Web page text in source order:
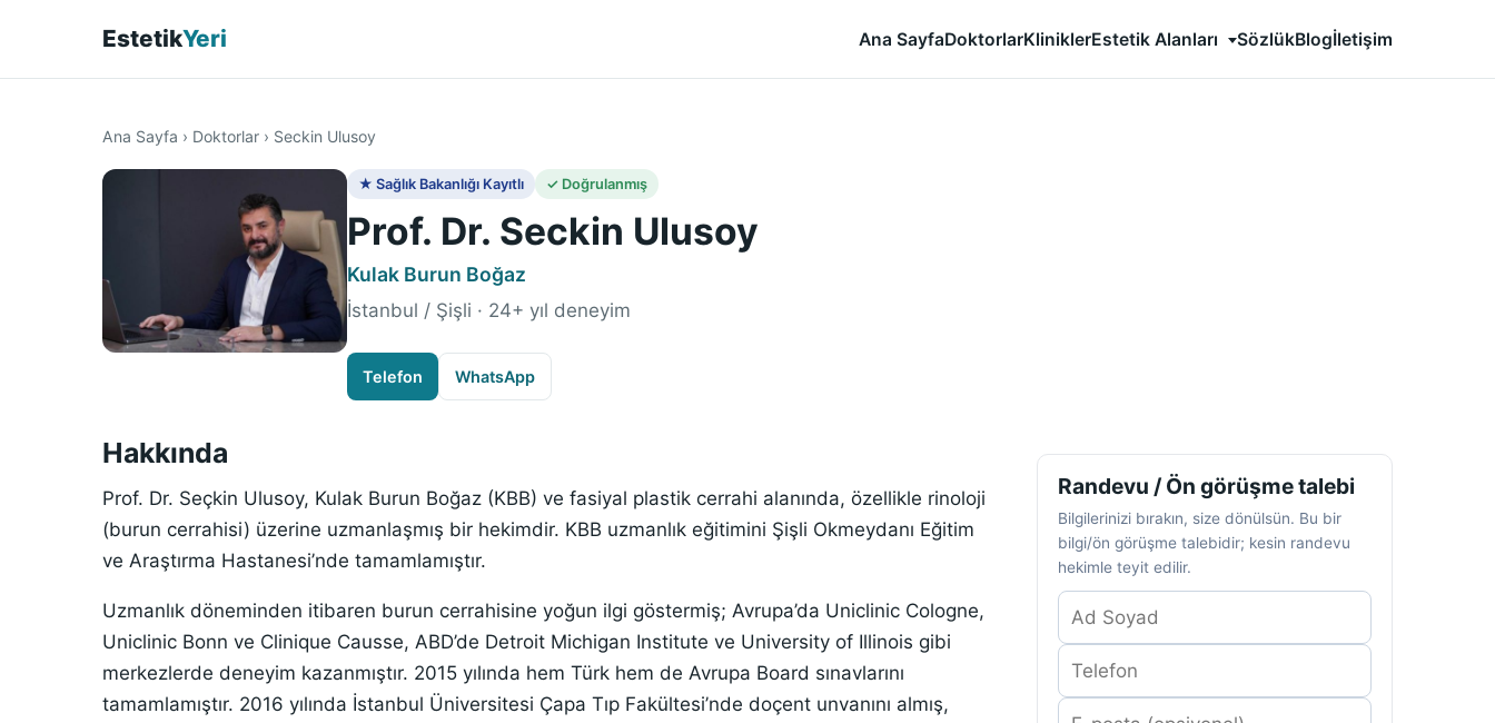
EstetikYeri Ana SayfaDoktorlarKliniklerEstetik Alanları SözlükBlogİletişim
Ana Sayfa › Doktorlar › Seckin Ulusoy
★ Sağlık Bakanlığı Kayıtlı ✓ Doğrulanmış
Prof. Dr. Seckin Ulusoy
Kulak Burun Boğaz
İstanbul / Şişli · 24+ yıl deneyim
Telefon WhatsApp
Hakkında
Prof. Dr. Seçkin Ulusoy, Kulak Burun Boğaz (KBB) ve fasiyal plastik cerrahi alanında, özellikle rinoloji
(burun cerrahisi) üzerine uzmanlaşmış bir hekimdir. KBB uzmanlık eğitimini Şişli Okmeydanı Eğitim
ve Araştırma Hastanesi’nde tamamlamıştır.
Uzmanlık döneminden itibaren burun cerrahisine yoğun ilgi göstermiş; Avrupa’da Uniclinic Cologne,
Uniclinic Bonn ve Clinique Causse, ABD’de Detroit Michigan Institute ve University of Illinois gibi
merkezlerde deneyim kazanmıştır. 2015 yılında hem Türk hem de Avrupa Board sınavlarını
tamamlamıştır. 2016 yılında İstanbul Üniversitesi Çapa Tıp Fakültesi’nde doçent unvanını almış,
Randevu / Ön görüşme talebi
Bilgilerinizi bırakın, size dönülsün. Bu bir
bilgi/ön görüşme talebidir; kesin randevu
hekimle teyit edilir.